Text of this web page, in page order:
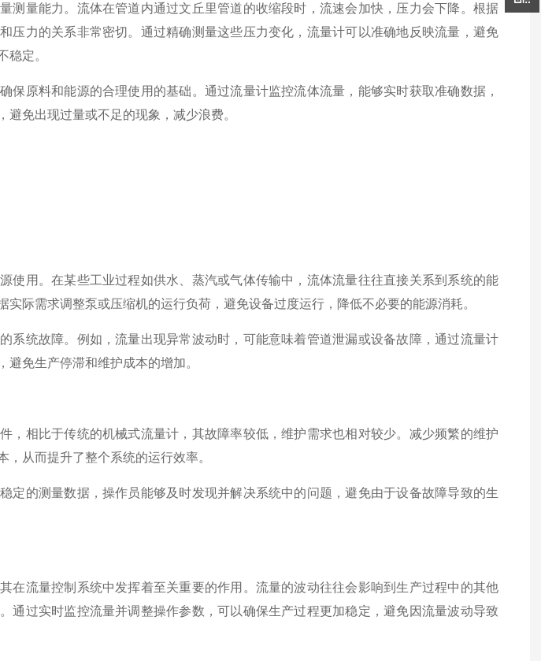
量能力。流体在管道内通过文丘里管道的收缩段时，流速会加快，压力会下降。根据
压力的关系非常密切。通过精确测量这些压力变化，流量计可以准确地反映流量，避免
稳定。
原料和能源的合理使用的基础。通过流量计监控流体流量，能够实时获取准确数据，
免出现过量或不足的现象，减少浪费。
用。在某些工业过程如供水、蒸汽或气体传输中，流体流量往往直接关系到系统的能
际需求调整泵或压缩机的运行负荷，避免设备过度运行，降低不必要的能源消耗。
统故障。例如，流量出现异常波动时，可能意味着管道泄漏或设备故障，通过流量计
免生产停滞和维护成本的增加。
相比于传统的机械式流量计，其故障率较低，维护需求也相对较少。减少频繁的维护
从而提升了整个系统的运行效率。
的测量数据，操作员能够及时发现并解决系统中的问题，避免由于设备故障导致的生
流量控制系统中发挥着至关重要的作用。流量的波动往往会影响到生产过程中的其他
通过实时监控流量并调整操作参数，可以确保生产过程更加稳定，避免因流量波动导致